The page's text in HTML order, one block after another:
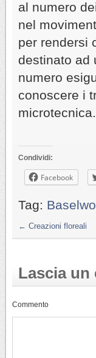
al numero
nel
per rendersi
destinato ad
numero
conoscere i
microtecnica.
Condividi:
Facebook
Tag:
← Creazioni floreali
Lascia un
Commento